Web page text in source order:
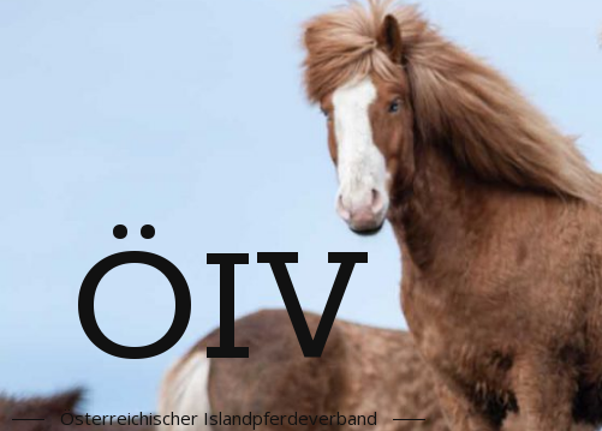
ÖIV
Österreichischer Islandpferdeverband